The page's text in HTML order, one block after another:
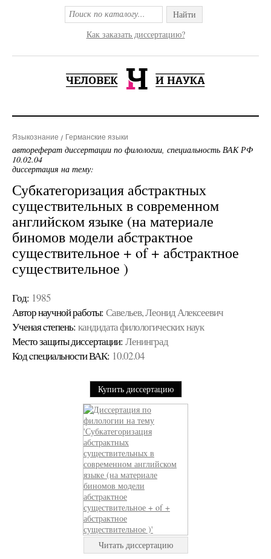
Найти
Как заказать диссертацию?
Языкознание Германские языки
автореферат диссертации по филологии, специальность ВАК РФ
10.02.04
диссертация на тему:
Субкатегоризация абстрактных
существительных в современном
английском языке (на материале
биномов модели абстрактное
существительное + of + абстрактное
существительное )
Год: 1985
Автор научной работы: Савельев, Леонид Алексеевич
Ученая cтепень: кандидата филологических наук
Место защиты диссертации: Ленинград
Код cпециальности ВАК: 10.02.04
Купить диссертацию
Читать диссертацию